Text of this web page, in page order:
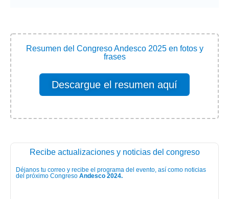
Resumen del Congreso Andesco 2025 en fotos y
frases
Descargue el resumen aquí
Recibe actualizaciones y noticias del congreso
Déjanos tu correo y recibe el programa del evento, así como noticias
del próximo Congreso Andesco 2024.